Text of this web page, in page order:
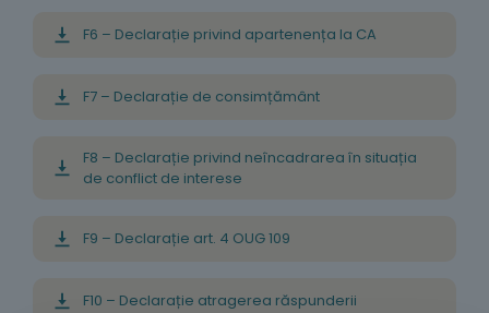
F6 – Declarație privind apartenența la CA
F7 – Declarație de consimțământ
F8 – Declarație privind neîncadrarea în situația
de conflict de interese
F9 – Declarație art. 4 OUG 109
F10 – Declarație atragerea răspunderii